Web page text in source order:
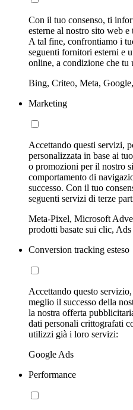
Con il tuo consenso, ti
esterne al nostro sito web
A tal fine, confrontiamo i
seguenti fornitori esterni e
online, a condizione che
Bing, Criteo, Meta,
Marketing
Accettando questi servizi,
personalizzata in base ai
o promozioni per il nostro
comportamento di
successo. Con il tuo
seguenti servizi di terze
Meta-Pixel, Microsoft
prodotti basate sui clic,
Conversion tracking esteso
Accettando questo
meglio il successo della
la nostra offerta
dati personali crittografati
utilizzi già i loro servizi:
Google Ads
Performance